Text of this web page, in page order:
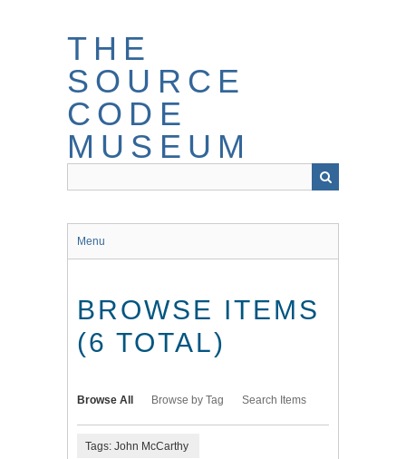
THE
SOURCE
CODE
MUSEUM
Menu
BROWSE ITEMS
(6 TOTAL)
Browse All Browse by Tag Search Items
Tags: John McCarthy